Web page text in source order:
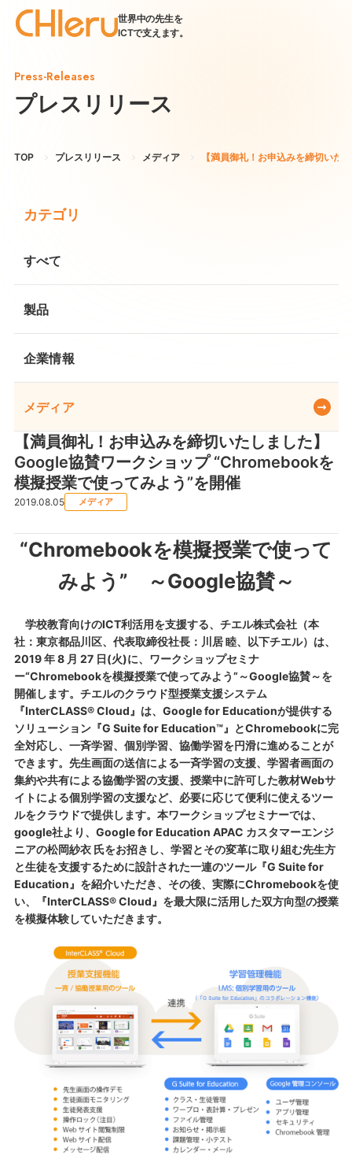
世界中の先生を
ICTで支えます。
Press-Releases
プレスリリース
TOP プレスリリース メディア 【満員御礼！お申込みを締切い
カテゴリ
すべて
製品
企業情報
メディア
【満員御礼！お申込みを締切いたしました】
Google協賛ワークショップ “Chromebookを
模擬授業で使ってみよう”を開催
2019.08.05 メディア
“Chromebookを模擬授業で使って
みよう” ～Google協賛～
学校教育向けのICT利活用を支援する、チエル株式会社（本
社：東京都品川区、代表取締役社長：川居 睦、以下チエル）は、
2019 年 8 月 27 日(火)に、ワークショップセミナ
ー“Chromebookを模擬授業で使ってみよう”～Google協賛～を
開催します。チエルのクラウド型授業支援システム
『InterCLASS® Cloud』は、Google for Educationが提供する
ソリューション『G Suite for Education™』とChromebookに完
全対応し、一斉学習、個別学習、協働学習を円滑に進めることが
できます。先生画面の送信による一斉学習の支援、学習者画面の
集約や共有による協働学習の支援、授業中に許可した教材Webサ
イトによる個別学習の支援など、必要に応じて便利に使えるツー
ルをクラウドで提供します。本ワークショップセミナーでは、
google社より、Google for Education APAC カスタマーエンジ
ニアの松岡紗衣 氏をお招きし、学習とその変革に取り組む先生方
と生徒を支援するために設計された一連のツール『G Suite for
Education』を紹介いただき、その後、実際にChromebookを使
い、『InterCLASS® Cloud』を最大限に活用した双方向型の授業
を模擬体験していただきます。